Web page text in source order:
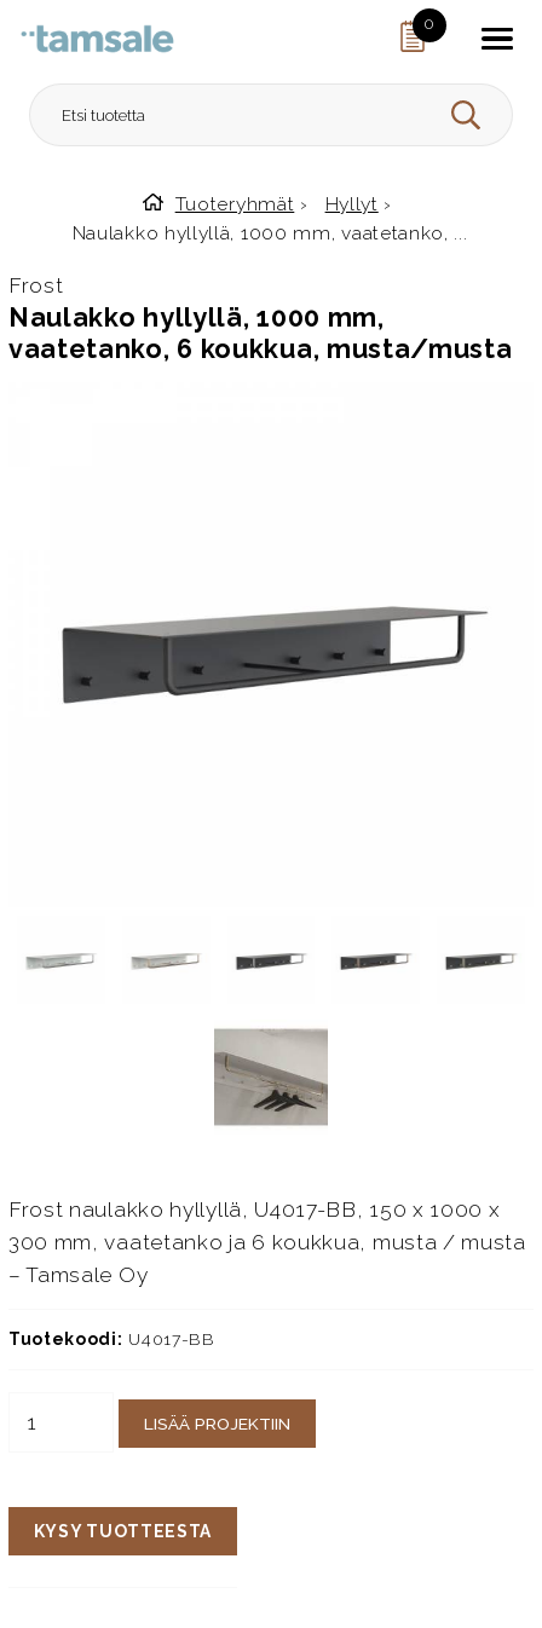
0
HAE
Etusivulle
Tuoteryhmät › Hyllyt ›
Naulakko hyllyllä, 1000 mm, vaatetanko, ...
Frost
Naulakko hyllyllä, 1000 mm,
vaatetanko, 6 koukkua, musta/musta
Frost naulakko hyllyllä, U4017-BB, 150 x 1000 x
300 mm, vaatetanko ja 6 koukkua, musta / musta
– Tamsale Oy
Tuotekoodi: U4017-BB
LISÄÄ PROJEKTIIN
KYSY TUOTTEESTA